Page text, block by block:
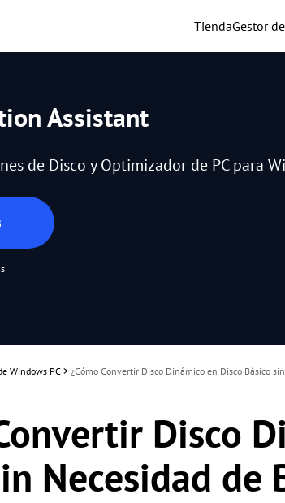
TiendaGestor
Assistant
de Disco y Optimizador de PC para
Windows PC > ¿Cómo Convertir Disco Dinámico en Disco Básico
Disco
Necesidad de